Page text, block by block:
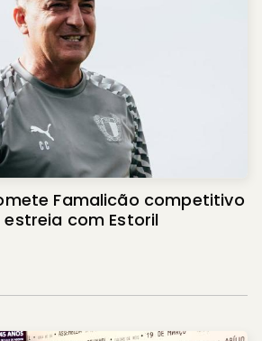
Famalicão competitivo
com Estoril